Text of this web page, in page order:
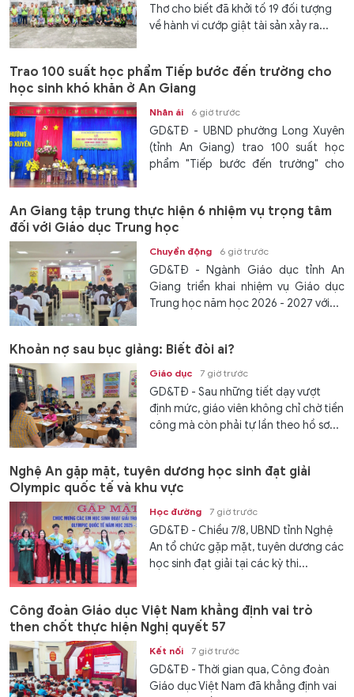
Thơ cho biết đã khởi tố 19 đối tượng
về hành vi cướp giật tài sản xảy ra...
Trao 100 suất học phẩm Tiếp bước đến trường cho
học sinh khó khăn ở An Giang
Nhân ái 6 giờ trước
GD&TĐ - UBND phường Long Xuyên
(tỉnh An Giang) trao 100 suất học
phẩm "Tiếp bước đến trường" cho
An Giang tập trung thực hiện 6 nhiệm vụ trọng tâm
đối với Giáo dục Trung học
Chuyển động 6 giờ trước
GD&TĐ - Ngành Giáo dục tỉnh An
Giang triển khai nhiệm vụ Giáo dục
Trung học năm học 2026 - 2027 với...
Khoản nợ sau bục giảng: Biết đòi ai?
Giáo dục 7 giờ trước
GD&TĐ - Sau những tiết dạy vượt
định mức, giáo viên không chỉ chờ tiền
công mà còn phải tự lần theo hồ sơ...
Nghệ An gặp mặt, tuyên dương học sinh đạt giải
Olympic quốc tế và khu vực
Học đường 7 giờ trước
GD&TĐ - Chiều 7/8, UBND tỉnh Nghệ
An tổ chức gặp mặt, tuyên dương các
học sinh đạt giải tại các kỳ thi...
Công đoàn Giáo dục Việt Nam khẳng định vai trò
then chốt thực hiện Nghị quyết 57
Kết nối 7 giờ trước
GD&TĐ - Thời gian qua, Công đoàn
Giáo dục Việt Nam đã khẳng định vai